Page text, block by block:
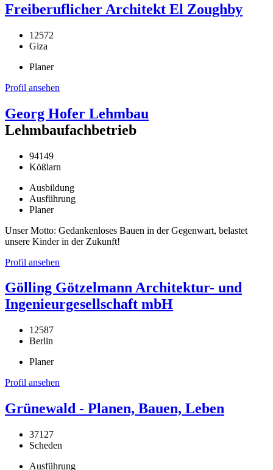
Freiberuflicher Architekt El Zoughby
12572
Giza
Planer
Profil ansehen
Georg Hofer Lehmbau
Lehmbaufachbetrieb
94149
Kößlarn
Ausbildung
Ausführung
Planer
Unser Motto: Gedankenloses Bauen in der Gegenwart, belastet
unsere Kinder in der Zukunft!
Profil ansehen
Gölling Götzelmann Architektur- und
Ingenieurgesellschaft mbH
12587
Berlin
Planer
Profil ansehen
Grünewald - Planen, Bauen, Leben
37127
Scheden
Ausführung